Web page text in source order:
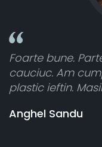
un
Toate sunt
atât de bine
cele 8
banii pentru